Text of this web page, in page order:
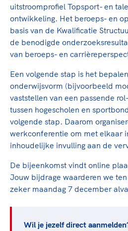
Sportonderzoek
Sportakkoord II
Game Changer
TeamNL kids
Olympische geschiedenis
Nieuwspagina
Veilige en integere sport
Diversiteit en inclusie
Gezonde sportomgeving
Duurzaamheid
Bekwaam sportkader
Vitale clubs en bestuurlijk
Sportmatch
Clubacties
Handboek Wet- en Regelgeving
Opleidingen en trainingen
TeamNL Academie Kalender
Kennisaanbod TeamNL
TeamNL Sport Science Centre
Olympische Spelen LA28
Paralympische Spelen LA28
Europese Spelen Istanbul 2027
Topsportbeleid
Topsportfinanciering
Maatschappelijke waarde
uitstroomprofiel Topsport- en
ontwikkeling. Het beroeps- en
basis van de Kwalificatie
de benodigde
van beroeps- en
Een volgende stap is het
onderwijsvorm (bijvoorbeeld
vaststellen van een passende
tussen hogescholen en
volgende stap. Daarom
werkconferentie om met elkaar
inhoudelijke invulling aan de
De bijeenkomst vindt online
Jouw bijdrage waarderen we
zeker maandag 7 december
Wil je jezelf direct